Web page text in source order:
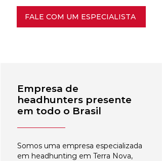
FALE COM UM ESPECIALISTA
Empresa de
headhunters presente
em todo o Brasil
Somos uma empresa especializada
em headhunting em Terra Nova,